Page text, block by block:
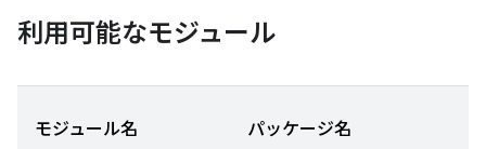
利用可能なモジュール
モジュール名 パッケージ名